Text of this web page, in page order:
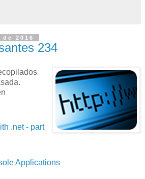
2016
234
.net - part
Applications